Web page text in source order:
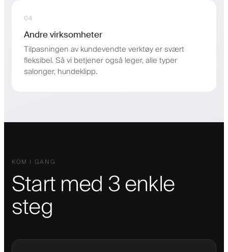
04
Andre virksomheter
Tilpasningen av kundevendte verktøy er svært
fleksibel. Så vi betjener også leger, alle typer
salonger, hundeklipp.
KOM I GANG
Start med 3 enkle
steg